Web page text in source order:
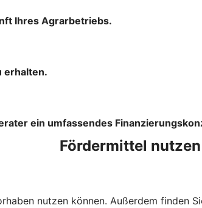
Ihres Agrarbetriebs.
erhalten.
ein umfassendes
Fördermittel nutzen
nutzen können. Außerdem